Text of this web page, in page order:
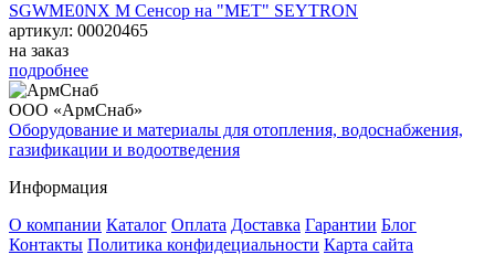
SGWМЕ0NX M Сенсор на "МЕТ" SEYTRON
артикул: 00020465
на заказ
подробнее
ООО «АрмСнаб»
Оборудование и материалы для отопления, водоснабжения,
газификации и водоотведения
Информация
О компании Каталог Оплата Доставка Гарантии Блог
Контакты Политика конфидециальности Карта сайта